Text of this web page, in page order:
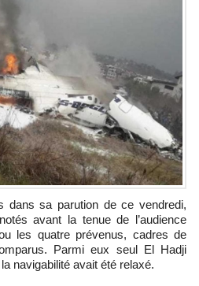
avant la tenue de l’audience
les quatre prévenus, cadres de
Parmi eux seul El Hadji
navigabilité avait été relaxé.